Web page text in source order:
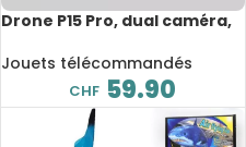
Drone P15 Pro, dual caméra,
évitement d’obstacles, avec
sac de rangement
Jouets télécommandés
CHF 59.90